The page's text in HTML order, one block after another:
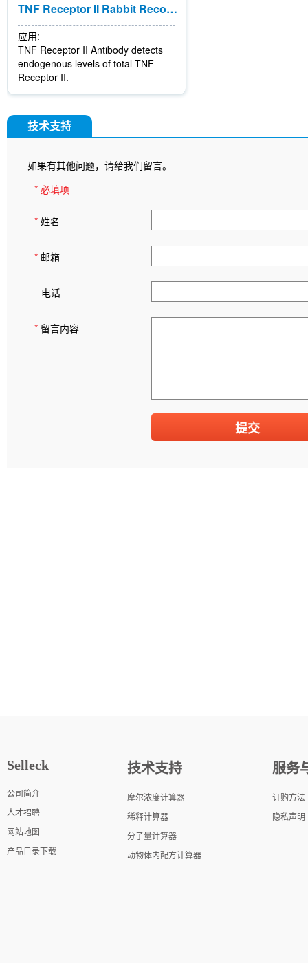
TNF Receptor II Rabbit Recombinant mAb
应用:
TNF Receptor II Antibody detects
endogenous levels of total TNF
Receptor II.
技术支持
如果有其他问题，请给我们留言。
* 必填项
* 姓名
* 邮箱
电话
* 留言内容
Selleck
公司简介
人才招聘
网站地图
产品目录下载
技术支持
摩尔浓度计算器
稀释计算器
分子量计算器
动物体内配方计算器
服务
订购方法
隐私声明